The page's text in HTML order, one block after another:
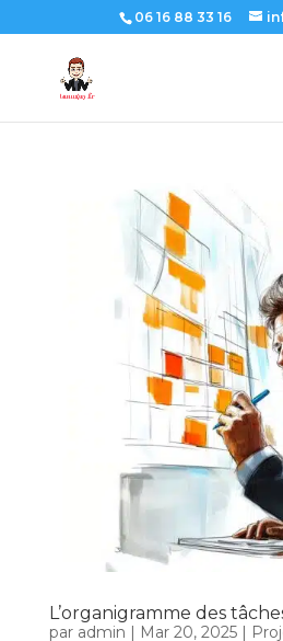
06 16 88 33 16
L’organigramme des
par admin Mar 20, 2025|